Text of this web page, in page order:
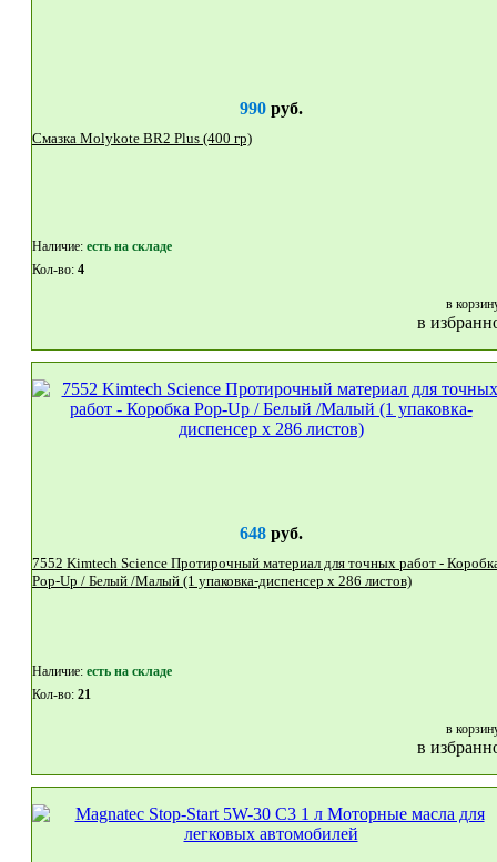
990руб.
Смазка Molykote BR2 Plus (400 гр)
Наличие: eсть на складе
Кол-во: 4
в
в
648руб.
7552 Kimtech Science Протирочный материал для точных работ -
Рор-Up / Белый /Малый (1 упаковка-диспенсер x 286 листов)
Наличие: eсть на складе
Кол-во: 21
в
в